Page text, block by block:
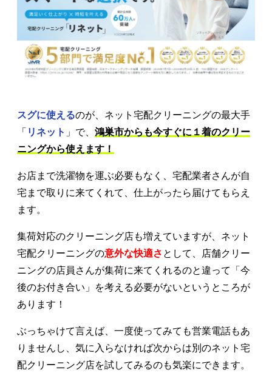
スグに使えるのが、ネット宅配クリーニングの最大手
「 リネット 」で、 鴻巣市からも今すぐに１着のクリー
ニングから使えます！
お店まで洗濯物を運ぶ必要もなく、宅配業者さんが自
宅まで取りに来てくれて、仕上がったら届けてもらえ
ます。
集荷対応のクリーニング店も増えていますが、ネット
宅配クリーニングの意外な快適さ として、店舗クリー
ニングの店員さんが集荷に来てくれるのと違って「今
後のお付き合い」を考える必要がないというところが
あります！
ぶっちゃけて言えば、一度使ってみても営業電話もあ
りませんし、気に入らなければ次からは別のネット宅
配クリーニング店を試してみるのも気楽にできます。